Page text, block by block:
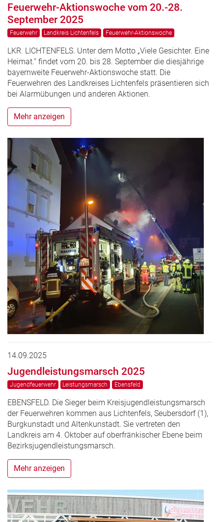
Feuerwehr-Aktionswoche vom 20.-28.
September 2025
Feuerwehr Landkreis Lichtenfels Feuerwehr-Aktionswoche
LKR. LICHTENFELS. Unter dem Motto „Viele Gesichter. Eine
Heimat.“ findet vom 20. bis 28. September die diesjährige
bayernweite Feuerwehr-Aktionswoche statt. Die
Feuerwehren des Landkreises Lichtenfels präsentieren sich
bei Alarmübungen und anderen Aktionen.
Mehr anzeigen
14.09.2025
Jugendleistungsmarsch 2025
Jugendfeuerwehr Leistungsmarsch Ebensfeld
EBENSFELD. Die Sieger beim Kreisjugendleistungsmarsch
der Feuerwehren kommen aus Lichtenfels, Seubersdorf (1),
Burgkunstadt und Altenkunstadt. Sie vertreten den
Landkreis am 4. Oktober auf oberfränkischer Ebene beim
Bezirksjugendleistungsmarsch.
Mehr anzeigen